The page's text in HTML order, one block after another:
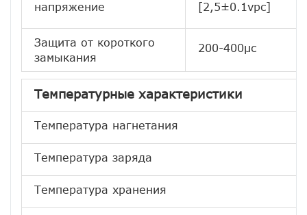
напряжение
[2,5±0.1vpc]
Защита от короткого
замыкания
200-400μс
Температурные характеристики
Температура нагнетания
Температура заряда
Температура хранения